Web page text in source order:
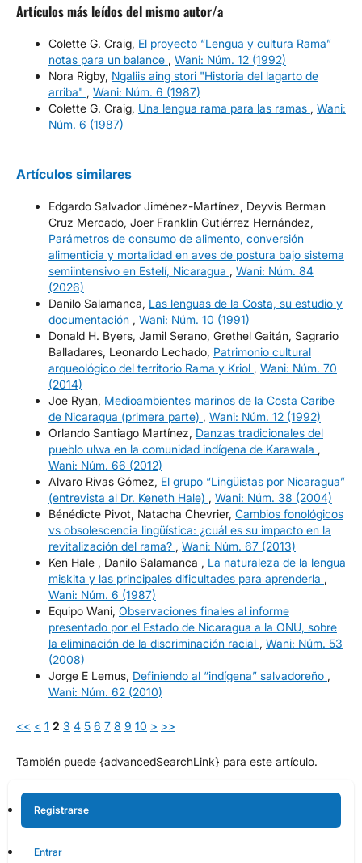
Artículos más leídos del mismo autor/a
Colette G. Craig, El proyecto “Lengua y cultura Rama”
notas para un balance , Wani: Núm. 12 (1992)
Nora Rigby, Ngaliis aing stori "Historia del lagarto de
arriba" , Wani: Núm. 6 (1987)
Colette G. Craig, Una lengua rama para las ramas , Wani:
Núm. 6 (1987)
Artículos similares
Edgardo Salvador Jiménez-Martínez, Deyvis Berman
Cruz Mercado, Joer Franklin Gutiérrez Hernández,
Parámetros de consumo de alimento, conversión
alimenticia y mortalidad en aves de postura bajo sistema
semiintensivo en Estelí, Nicaragua , Wani: Núm. 84
(2026)
Danilo Salamanca, Las lenguas de la Costa, su estudio y
documentación , Wani: Núm. 10 (1991)
Donald H. Byers, Jamil Serano, Grethel Gaitán, Sagrario
Balladares, Leonardo Lechado, Patrimonio cultural
arqueológico del territorio Rama y Kriol , Wani: Núm. 70
(2014)
Joe Ryan, Medioambientes marinos de la Costa Caribe
de Nicaragua (primera parte) , Wani: Núm. 12 (1992)
Orlando Santiago Martínez, Danzas tradicionales del
pueblo ulwa en la comunidad indígena de Karawala ,
Wani: Núm. 66 (2012)
Alvaro Rivas Gómez, El grupo “Lingüistas por Nicaragua”
(entrevista al Dr. Keneth Hale) , Wani: Núm. 38 (2004)
Bénédicte Pivot, Natacha Chevrier, Cambios fonológicos
vs obsolescencia lingüística: ¿cuál es su impacto en la
revitalización del rama? , Wani: Núm. 67 (2013)
Ken Hale , Danilo Salamanca , La naturaleza de la lengua
miskita y las principales dificultades para aprenderla ,
Wani: Núm. 6 (1987)
Equipo Wani, Observaciones finales al informe
presentado por el Estado de Nicaragua a la ONU, sobre
la eliminación de la discriminación racial , Wani: Núm. 53
(2008)
Jorge E Lemus, Definiendo al “indígena” salvadoreño ,
Wani: Núm. 62 (2010)
<< < 1 2 3 4 5 6 7 8 9 10 > >>
También puede {advancedSearchLink} para este artículo.
Registrarse
Entrar